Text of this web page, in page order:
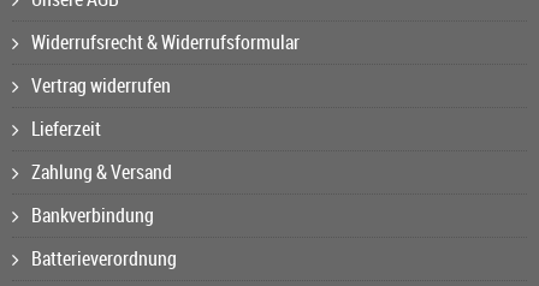
Widerrufsrecht & Widerrufsformular
Vertrag widerrufen
Lieferzeit
Zahlung & Versand
Bankverbindung
Batterieverordnung